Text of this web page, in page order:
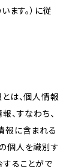
ます。）に従
は、個人情報
、すなわち、
報に含まれる
個人を識別す
することがで